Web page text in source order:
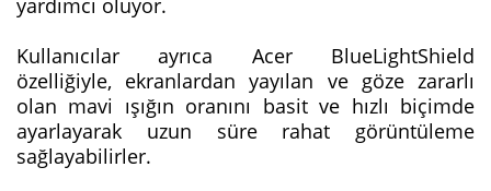
Kullanıcılar ayrıca Acer BlueLightShield
özelliğiyle, ekranlardan yayılan ve göze zararlı
olan mavi ışığın oranını basit ve hızlı biçimde
ayarlayarak uzun süre rahat görüntüleme
sağlayabilirler.